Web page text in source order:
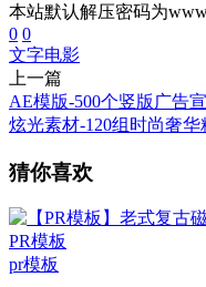
本站默认解压密码为
0 0
文字电影
上一篇
AE模版-500个竖版广告
炫光素材-120组时尚奢
猜你喜欢
PR模板
pr模板